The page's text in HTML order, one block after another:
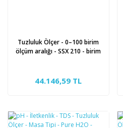
Tuzluluk Ölçer - 0–100 birim
ölçüm aralığı - SSX 210 - birim
44.146,59 TL